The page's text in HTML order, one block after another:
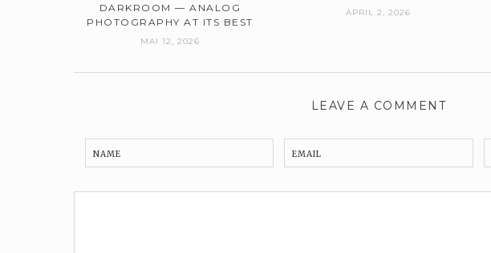
DARKROOM — ANALOG
PHOTOGRAPHY AT ITS BEST
MAI 12, 2026
APRIL 2, 2026
LEAVE A COMMENT
NAME EMAIL